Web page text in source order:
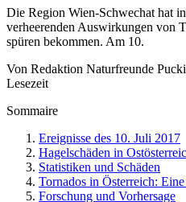
Die Region Wien-Schwechat hat
verheerenden Auswirkungen von
spüren bekommen. Am 10.
Von Redaktion Naturfreunde
Lesezeit
Sommaire
Ereignisse des 10. Juli 2017
Hagelschäden in
Statistiken und Schäden
Tornados in Österreich:
Forschung und Vorhersage